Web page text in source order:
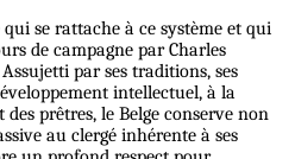
se rattache à ce système et qui
de campagne par Charles
par ses traditions, ses
intellectuel, à la
prêtres, le Belge conserve non
au clergé inhérente à ses